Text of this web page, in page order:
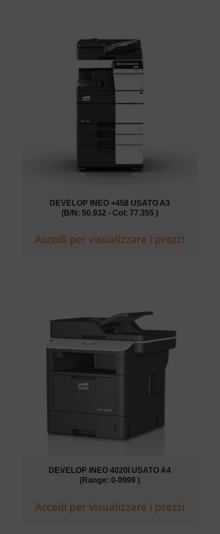
DEVELOP INEO +458 USATO A3
(B/N: 50.932 - Col: 77.355 )
Accedi per visualizzare i prezzi
DEVELOP INEO 4020I USATO A4
(Range: 0-9999 )
Accedi per visualizzare i prezzi